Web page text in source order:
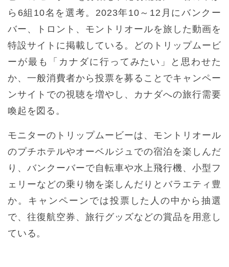
ら6組10名を選考。2023年10～12月にバンクー
バー、トロント、モントリオールを旅した動画を
特設サイトに掲載している。どのトリップムービ
ーが最も「カナダに行ってみたい」と思わせた
か、一般消費者から投票を募ることでキャンペー
ンサイトでの視聴を増やし、カナダへの旅行需要
喚起を図る。
モニターのトリップムービーは、モントリオール
のプチホテルやオーベルジュでの宿泊を楽しんだ
り、バンクーバーで自転車や水上飛行機、小型フ
ェリーなどの乗り物を楽しんだりとバラエティ豊
か。キャンペーンでは投票した人の中から抽選
で、往復航空券、旅行グッズなどの賞品を用意し
ている。